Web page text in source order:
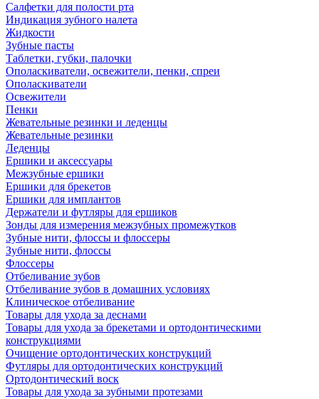
Салфетки для полости рта
Индикация зубного налета
Жидкости
Зубные пасты
Таблетки, губки, палочки
Ополаскиватели, освежители, пенки, спреи
Ополаскиватели
Освежители
Пенки
Жевательные резинки и леденцы
Жевательные резинки
Леденцы
Ершики и аксессуары
Межзубные ершики
Ершики для брекетов
Ершики для имплантов
Держатели и футляры для ершиков
Зонды для измерения межзубных промежутков
Зубные нити, флоссы и флоссеры
Зубные нити, флоссы
Флоссеры
Отбеливание зубов
Отбеливание зубов в домашних условиях
Клиническое отбеливание
Товары для ухода за деснами
Товары для ухода за брекетами и ортодонтическими
конструкциями
Очищение ортодонтических конструкций
Футляры для ортодонтических конструкций
Ортодонтический воск
Товары для ухода за зубными протезами